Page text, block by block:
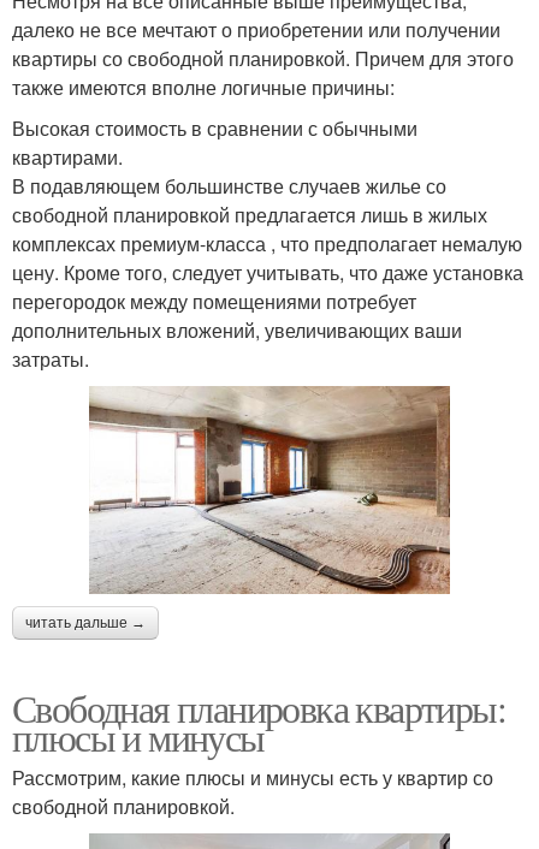
далеко не все мечтают о приобретении или получении
квартиры со свободной планировкой. Причем для этого
также имеются вполне логичные причины:
Высокая стоимость в сравнении с обычными
квартирами.
В подавляющем большинстве случаев жилье со
свободной планировкой предлагается лишь в жилых
комплексах премиум-класса , что предполагает немалую
цену. Кроме того, следует учитывать, что даже установка
перегородок между помещениями потребует
дополнительных вложений, увеличивающих ваши
затраты.
читать дальше →
Свободная планировка квартиры:
плюсы и минусы
Рассмотрим, какие плюсы и минусы есть у квартир со
свободной планировкой.